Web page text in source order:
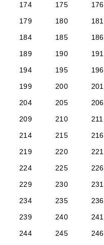
174
175 176
179
180 181
184
185 186
189
190 191
194
195 196
199
200 201
204
205 206
209
210 211
214
215 216
219
220 221
224
225 226
229
230 231
234
235 236
239
240 241
244
245 246